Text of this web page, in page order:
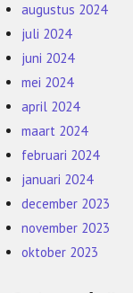
augustus 2024
juli 2024
juni 2024
mei 2024
april 2024
maart 2024
februari 2024
januari 2024
december 2023
november 2023
oktober 2023